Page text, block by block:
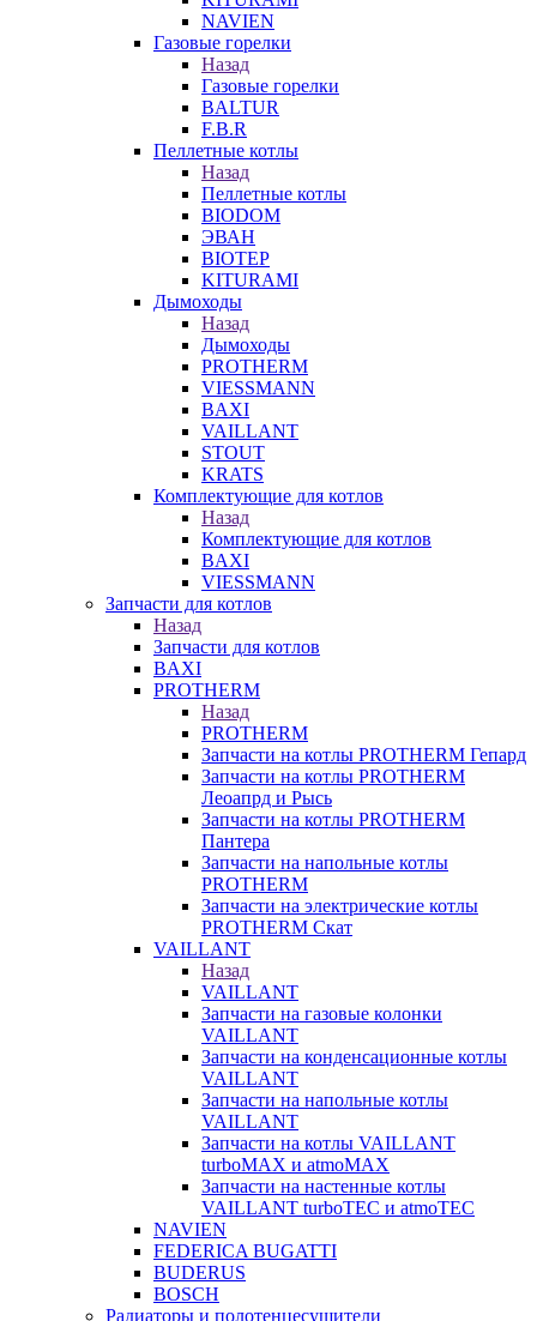
NAVIEN
Газовые горелки
Назад
Газовые горелки
BALTUR
F.B.R
Пеллетные котлы
Назад
Пеллетные котлы
BIODOM
ЭВАН
BIOTEP
KITURAMI
Дымоходы
Назад
Дымоходы
PROTHERM
VIESSMANN
BAXI
VAILLANT
STOUT
KRATS
Комплектующие для котлов
Назад
Комплектующие для котлов
BAXI
VIESSMANN
Запчасти для котлов
Назад
Запчасти для котлов
BAXI
PROTHERM
Назад
PROTHERM
Запчасти на котлы PROTHERM Гепард
Запчасти на котлы PROTHERM
Леоапрд и Рысь
Запчасти на котлы PROTHERM
Пантера
Запчасти на напольные котлы
PROTHERM
Запчасти на электрические котлы
PROTHERM Скат
VAILLANT
Назад
VAILLANT
Запчасти на газовые колонки
VAILLANT
Запчасти на конденсационные котлы
VAILLANT
Запчасти на напольные котлы
VAILLANT
Запчасти на котлы VAILLANT
turboMAX и atmoMAX
Запчасти на настенные котлы
VAILLANT turboTEC и atmoTEC
NAVIEN
FEDERICA BUGATTI
BUDERUS
BOSCH
Радиаторы и полотенцесушители